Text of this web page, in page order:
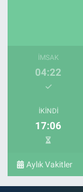
İMSAK
04:22
İKINDI
17:06
Aylık Vakitler